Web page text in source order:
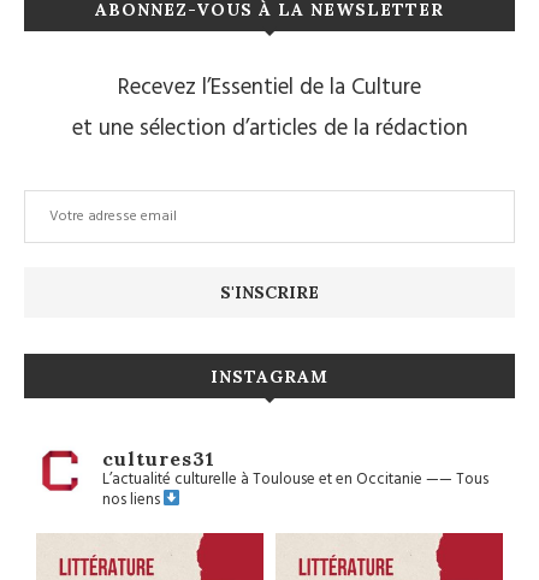
ABONNEZ-VOUS À LA NEWSLETTER
Recevez l’Essentiel de la Culture
et une sélection d’articles de la rédaction
INSTAGRAM
cultures31
L’actualité culturelle à Toulouse et en Occitanie——Tous
nos liens